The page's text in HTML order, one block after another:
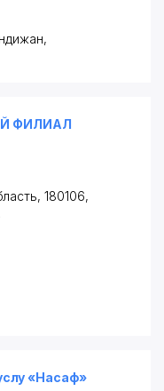
ФИЛИАЛ
180106,
«Насаф»